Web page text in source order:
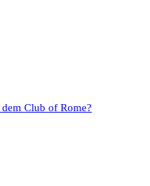
Club of Rome?